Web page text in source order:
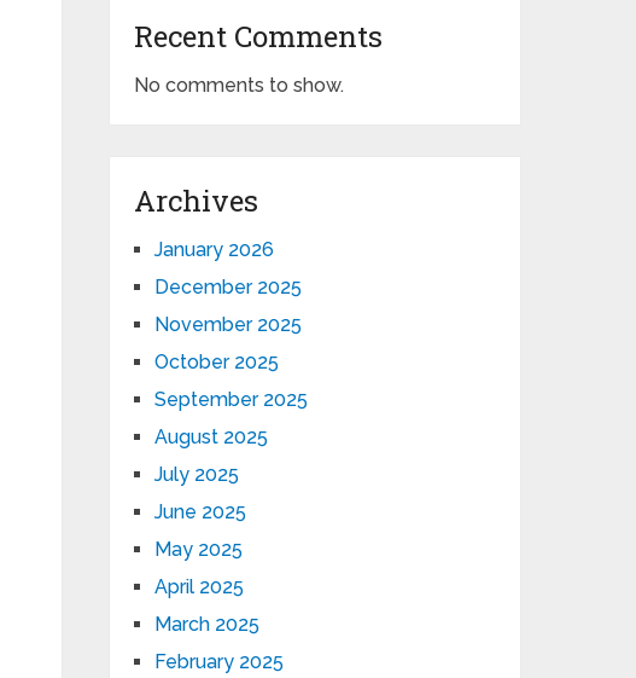
Recent Comments
No comments to show.
Archives
January 2026
December 2025
November 2025
October 2025
September 2025
August 2025
July 2025
June 2025
May 2025
April 2025
March 2025
February 2025